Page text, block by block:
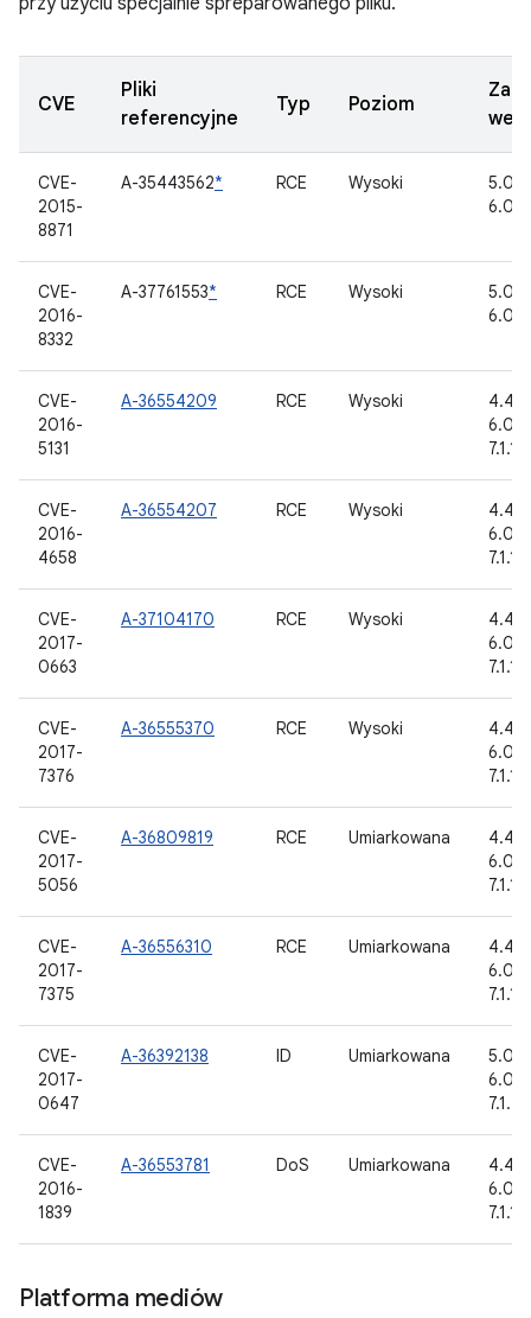
CVE
Pliki
referencyjne
Typ Poziom
CVE-
2015-
8871
A-35443562* RCE Wysoki
6.0.1
CVE-
2016-
8332
A-37761553* RCE Wysoki
6.0.1
CVE-
2016-
5131
A-36554209 RCE Wysoki
6.0,
7.1.1,
CVE-
2016-
4658
A-36554207 RCE Wysoki
6.0,
7.1.1,
CVE-
2017-
0663
A-37104170 RCE Wysoki
6.0,
7.1.1,
CVE-
2017-
7376
A-36555370 RCE Wysoki
6.0,
7.1.1,
CVE-
2017-
5056
A-36809819 RCE Umiarkowana
6.0,
7.1.1,
CVE-
2017-
7375
A-36556310 RCE Umiarkowana
6.0,
7.1.1,
CVE-
2017-
0647
A-36392138 ID Umiarkowana
7.1.2
CVE-
2016-
1839
A-36553781 DoS Umiarkowana
6.0,
7.1.1,
Platforma mediów